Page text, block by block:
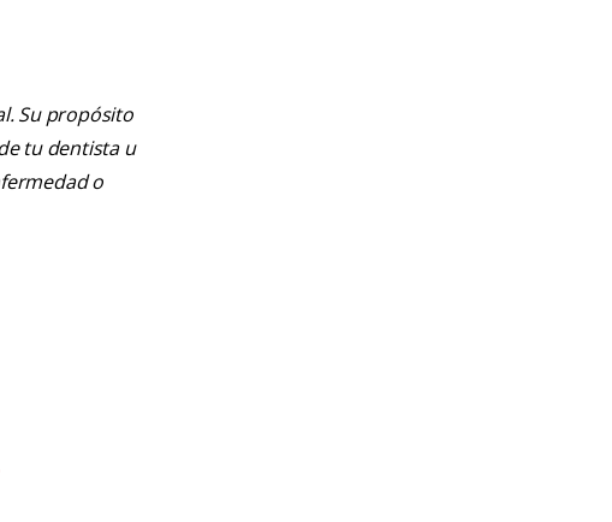
Su propósito
tu dentista u
o